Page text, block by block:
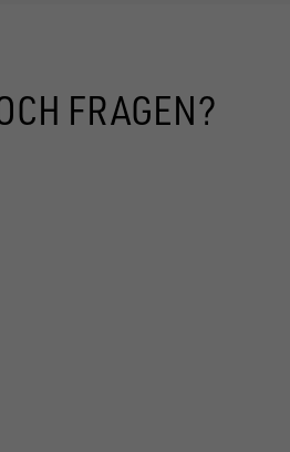
FRAGEN?